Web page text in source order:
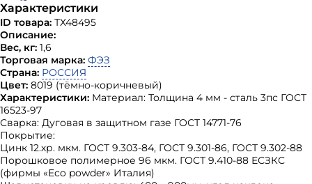
Характеристики
ID товара: ТХ48495
Описание:
Вес, кг: 1,6
Торговая марка: ФЭЗ
Страна: РОССИЯ
Цвет: 8019 (тёмно-коричневый)
Характеристики: Материал: Толщина 4 мм - сталь 3пс ГОСТ
16523-97
Сварка: Дуговая в защитном газе ГОСТ 14771-76
Покрытие:
Цинк 12.хр. мкм. ГОСТ 9.303-84, ГОСТ 9.301-86, ГОСТ 9.302-88
Порошковое полимерное 96 мкм. ГОСТ 9.410-88 ЕСЗКС
(фирмы «Eco powder» Италия)